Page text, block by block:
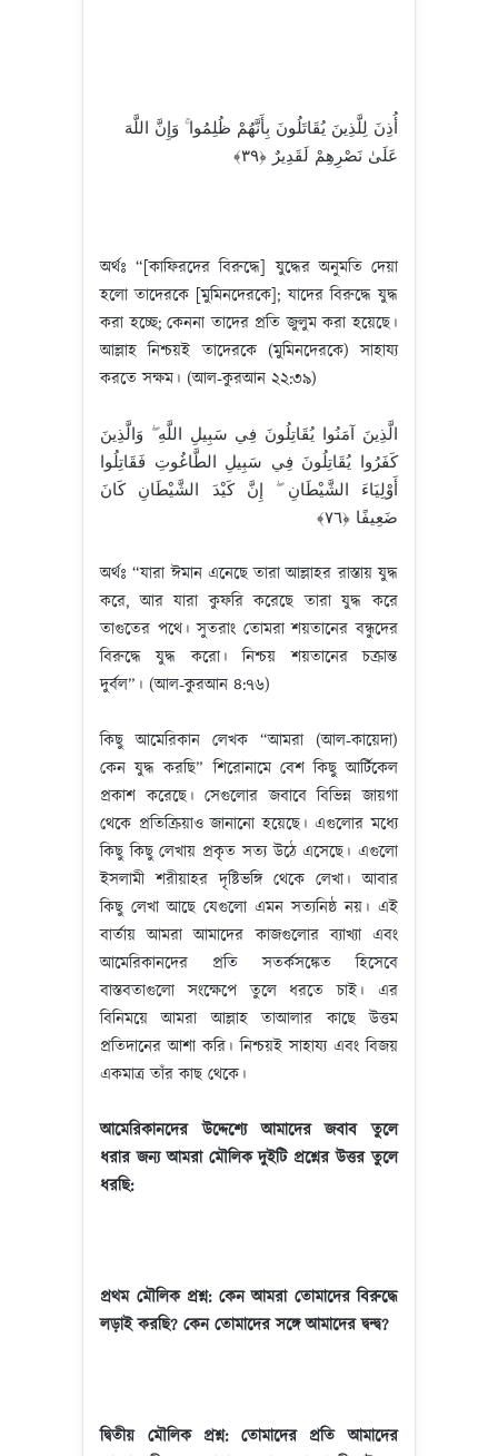
أُذِنَ لِلَّذِينَ يُقَاتَلُونَ بِأَنَّهُمْ ظُلِمُوا ۚ وَإِنَّ اللَّهَ
عَلَىٰ نَصْرِهِمْ لَقَدِيرٌ ‎﴿٣٩﴾
অর্থঃ “[কাফিরদের বিরুদ্ধে] যুদ্ধের অনুমতি দেয়া
হলো তাদেরকে [মুমিনদেরকে]; যাদের বিরুদ্ধে যুদ্ধ
করা হচ্ছে; কেননা তাদের প্রতি জুলুম করা হয়েছে।
আল্লাহ নিশ্চয়ই তাদেরকে (মুমিনদেরকে) সাহায্য
করতে সক্ষম। (আল-কুরআন ২২:৩৯)
الَّذِينَ آمَنُوا يُقَاتِلُونَ فِي سَبِيلِ اللَّهِ ۖ وَالَّذِينَ
كَفَرُوا يُقَاتِلُونَ فِي سَبِيلِ الطَّاغُوتِ فَقَاتِلُوا
أَوْلِيَاءَ الشَّيْطَانِ ۖ إِنَّ كَيْدَ الشَّيْطَانِ كَانَ
ضَعِيفًا ‎﴿٧٦﴾‏
অর্থঃ “যারা ঈমান এনেছে তারা আল্লাহর রাস্তায় যুদ্ধ
করে, আর যারা কুফরি করেছে তারা যুদ্ধ করে
তাগুতের পথে। সুতরাং তোমরা শয়তানের বন্ধুদের
বিরুদ্ধে যুদ্ধ করো। নিশ্চয় শয়তানের চক্রান্ত
দুর্বল”। (আল-কুরআন ৪:৭৬)
কিছু আমেরিকান লেখক “আমরা (আল-কায়েদা)
কেন যুদ্ধ করছি” শিরোনামে বেশ কিছু আর্টিকেল
প্রকাশ করেছে। সেগুলোর জবাবে বিভিন্ন জায়গা
থেকে প্রতিক্রিয়াও জানানো হয়েছে। এগুলোর মধ্যে
কিছু কিছু লেখায় প্রকৃত সত্য উঠে এসেছে। এগুলো
ইসলামী শরীয়াহর দৃষ্টিভঙ্গি থেকে লেখা। আবার
কিছু লেখা আছে যেগুলো এমন সত্যনিষ্ঠ নয়। এই
বার্তায় আমরা আমাদের কাজগুলোর ব্যাখ্যা এবং
আমেরিকানদের প্রতি সতর্কসঙ্কেত হিসেবে
বাস্তবতাগুলো সংক্ষেপে তুলে ধরতে চাই। এর
বিনিময়ে আমরা আল্লাহ তাআলার কাছে উত্তম
প্রতিদানের আশা করি। নিশ্চয়ই সাহায্য এবং বিজয়
একমাত্র তাঁর কাছ থেকে।
আমেরিকানদের উদ্দেশ্যে আমাদের জবাব তুলে
ধরার জন্য আমরা মৌলিক দুইটি প্রশ্নের উত্তর তুলে
ধরছি:
প্রথম মৌলিক প্রশ্ন: কেন আমরা তোমাদের বিরুদ্ধে
লড়াই করছি? কেন তোমাদের সঙ্গে আমাদের দ্বন্দ্ব?
দ্বিতীয় মৌলিক প্রশ্ন: তোমাদের প্রতি আমাদের